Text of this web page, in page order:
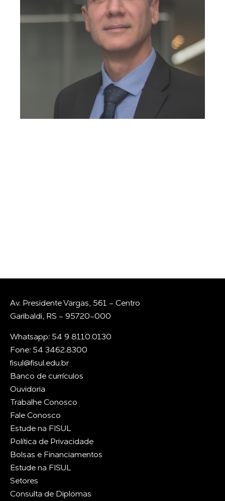
Av. Presidente Vargas, 561 - Centro
Garibaldi, RS - 95720-000
Whatsapp: 54 9 8110.0130
Fone: 54 3462.8300
fisul@fisul.edu.br
Banco de currículos
Ouvidoria
Trabalhe Conosco
Fale Conosco
Estude na FISUL
Política de Privacidade
Bolsas e Financiamentos
Estude na FISUL
Setores
Consulta de Diplomas